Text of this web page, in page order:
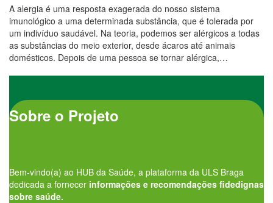
A alergia é uma resposta exagerada do nosso sistema
imunológico a uma determinada substância, que é tolerada por
um indivíduo saudável. Na teoria, podemos ser alérgicos a todas
as substâncias do meio exterior, desde ácaros até animais
domésticos. Depois de uma pessoa se tornar alérgica,…
Sobre o Projeto
Bem-vindo(a) ao HUB da Saúde, a plataforma da ULS Braga
dedicada a fornecer informações e recomendações fidedignas
sobre saúde.